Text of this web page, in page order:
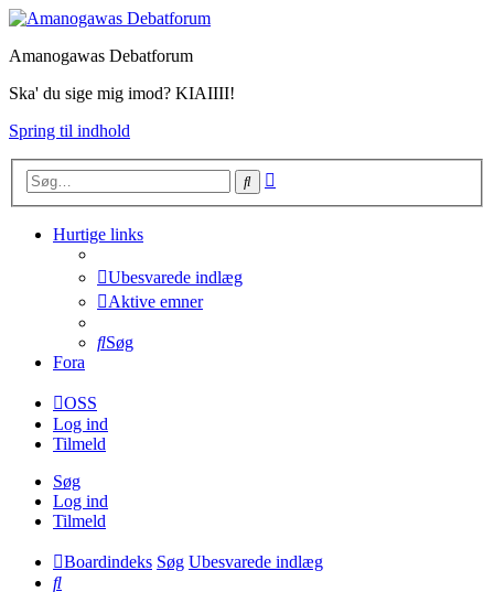
Amanogawas Debatforum
Ska' du sige mig imod? KIAIIII!
Spring til indhold
Søg
Hurtige links
Ubesvarede indlæg
Aktive emner
Søg
Fora
OSS
Log ind
Tilmeld
Søg
Log ind
Tilmeld
Boardindeks Søg Ubesvarede indlæg
Søg